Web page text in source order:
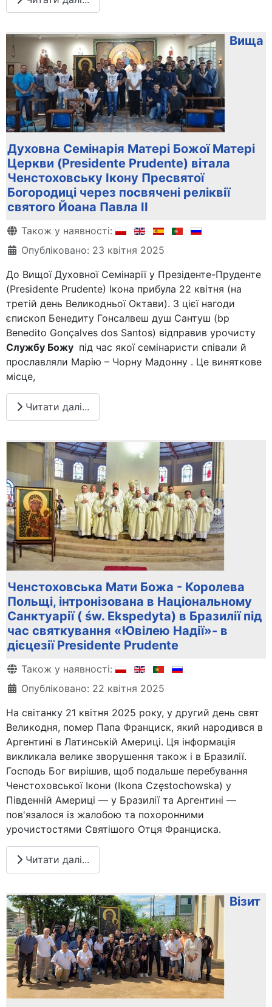
Вища
Духовна Семінарія Матері Божої Матері
Церкви (Presidente Prudente) вітала
Ченстоховську Ікону Пресвятої
Богородиці через посвячені реліквії
святого Йоана Павла ІІ
Деталі
Також у наявності:
Опубліковано: 23 квітня 2025
До Вищої Духовної Семінарії у Презіденте-Пруденте
(Presidente Prudente) Ікона прибула 22 квітня (на
третій день Великодньої Октави). З цієї нагоди
єпископ Бенедиту Гонсалвеш душ Сантуш (bp
Benedito Gonçalves dos Santos) відправив урочисту
Службу Божу під час якої семінаристи співали й
прославляли Марію – Чорну Мадонну . Це виняткове
місце,
Читати далі...
Ченстоховська Мати Божа - Королева
Польщі, інтронізована в Національному
Санктуарії ( św. Ekspedyta) в Бразилії під
час святкування «Ювілею Надії»- в
дієцезії Presidente Prudente
Деталі
Також у наявності:
Опубліковано: 22 квітня 2025
На світанку 21 квітня 2025 року, у другий день свят
Великодня, помер Папа Франциск, який народився в
Аргентині в Латинській Америці. Ця інформація
викликала велике зворушення також і в Бразилії.
Господь Бог вирішив, щоб подальше перебування
Ченстоховської Ікони (Ikona Częstochowska) у
Південній Америці — у Бразилії та Аргентині —
пов'язалося із жалобою та похоронними
урочистостями Святішого Отця Франциска.
Читати далі...
Візит